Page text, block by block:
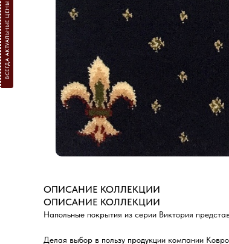
ВСЕГДА АКТУАЛЬНЫЕ ЦЕНЫ
ОПИСАНИЕ КОЛЛЕКЦИИ
ОПИСАНИЕ КОЛЛЕКЦИИ
Напольные покрытия из серии Виктория
Делая выбор в пользу продукции компании